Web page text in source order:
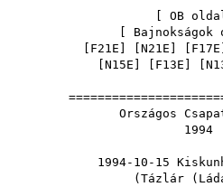
OB
F21E N21E F17E
N15E F13E
Országos
1994-10-15
(Tázlár